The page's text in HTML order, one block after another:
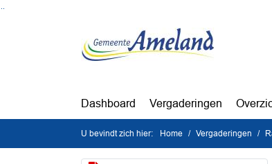
Dashboard Vergaderingen
U bevindt zich hier: Home Vergaderingen